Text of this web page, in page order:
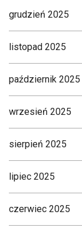
grudzień 2025
listopad 2025
październik 2025
wrzesień 2025
sierpień 2025
lipiec 2025
czerwiec 2025